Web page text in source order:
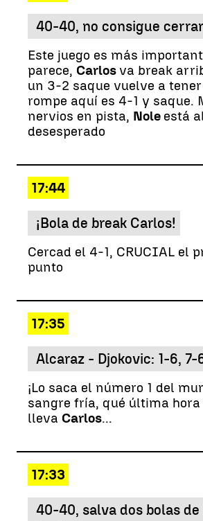
40-40, no consigue
Este juego es más
parece, Carlos va break
un 3-2 saque vuelve a
rompe aquí es 4-1 y saque.
nervios en pista, Nole está
desesperado
17:44
¡Bola de break Carlos!
Cercad el 4-1, CRUCIAL el
punto
17:35
Alcaraz - Djokovic: 1-6, 7-
¡Lo saca el número 1 del
sangre fría, qué última hora
lleva Carlos...
17:33
40-40, salva dos bolas de